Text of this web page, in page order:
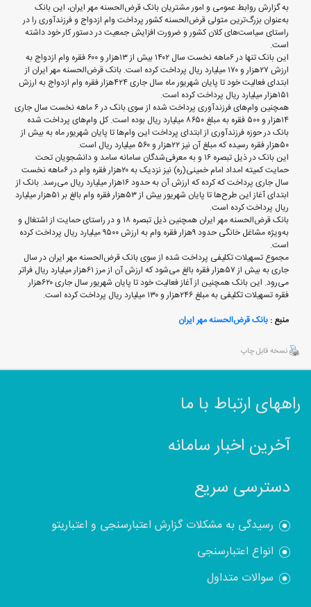
به گزارش روابط عمومی و امور مشتریان بانک قرض‌الحسنه مهر ایران، این بانک
به‌عنوان بزرگ‌ترین متولی قرض‌الحسنه کشور پرداخت وام ازدواج و فرزندآوری را در
راستای سیاست‌های کلان کشور و ضرورت افزایش جمعیت در دستور کار خود داشته
است.
این بانک تنها در ۶ماهه نخست سال ۱۴۰۲ بیش از ۱۳هزار و ۶۰۰ فقره وام ازدواج به
ارزش ۲۷هزار و ۱۷۰ میلیارد ریال پرداخت کرده است. بانک قرض‌الحسنه مهر ایران از
ابتدای فعالیت خود تا پایان شهریور ماه سال جاری ۴۲۴هزار فقره وام ازدواج به ارزش
۱۵۱هزار میلیارد ریال پرداخت کرده است.
همچنین وام‌های فرزندآوری پرداخت شده از سوی بانک در ۶ ماهه نخست سال جاری
۱۴هزار و ۵۰۰ فقره به مبلغ ۸۶۵۰ میلیارد ریال بوده است. کل وام‌های پرداخت شده
بانک در حوزه فرزندآوری از ابتدای پرداخت این وام‌ها تا پایان شهریور ماه به بیش از
۵۰هزار فقره ‌رسیده که مبلغ آن نیز ۲۲هزار و ۵۶۰ میلیارد ریال است.
این بانک در ذیل تبصره ۱۶ و به معرفی‌شدگان سامانه سامد و دانشجویان تحت
حمایت کمیته امداد امام خمینی(ره) نیز نزدیک به ۲۰هزار فقره وام در ۶ماهه نخست
سال جاری پرداخت که کرده که ارزش آن به حدود ۱۶هزار میلیارد ریال می‌رسد. بانک از
ابتدای آغاز این طرح‌ها تا پایان شهریور بیش از ۵۳هزار فقره وام بالغ بر ۵۱هزار میلیارد
ریال پرداخت کرده است.
بانک قرض‌الحسنه مهر ایران همچنین ذیل تبصره ۱۸ و در راستای حمایت از اشتغال و
به‌ویژه مشاغل خانگی حدود ۹هزار فقره وام به ارزش ۹۵۰۰ میلیارد ریال پرداخت کرده
است.
مجموع تسهیلات تکلیفی پرداخت شده از سوی بانک قرض‌الحسنه مهر ایران در سال
جاری به بیش از ۵۷هزار فقره بالغ می‌شود که ارزش آن از مرز ۶۱هزار میلیارد ریال فراتر
می‌رود. این بانک همچنین از آغاز فعالیت خود تا پایان شهریور سال جاری ۶۲۰هزار
فقره تسهیلات تکلیفی به مبلغ ۲۴۶هزار و ۱۳۰ میلیارد ریال پرداخت کرده است.
منبع : بانک قرض‌الحسنه مهر ایران
نسخه قابل چاپ
راههای ارتباط با ما
آخرین اخبار سامانه
دسترسی سریع
رسیدگی به مشکلات گزارش اعتبارسنجی و اعتباریتو
انواع اعتبارسنجی
سوالات متداول